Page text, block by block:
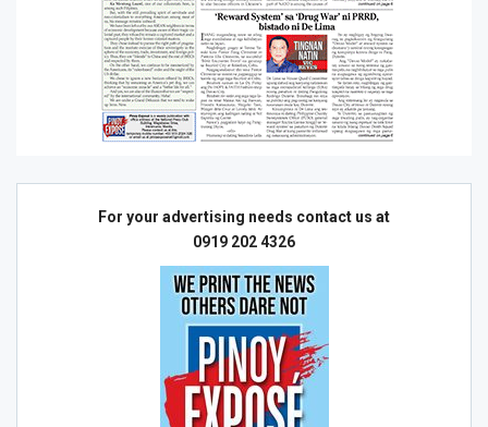
For your advertising needs contact us at
0919 202 4326